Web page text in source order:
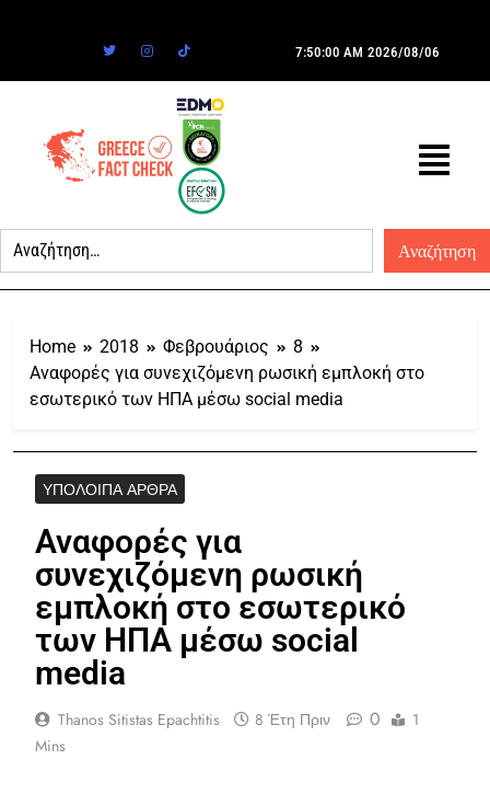
7:50:00 AM 2026/08/06
Home 2018 Φεβρουάριος
8
Αναφορές για συνεχιζόμενη ρωσική εμπλοκή στο
εσωτερικό των ΗΠΑ μέσω social media
ΥΠΌΛΟΙΠΑ ΆΡΘΡΑ
Αναφορές για
συνεχιζόμενη ρωσική
εμπλοκή στο εσωτερικό
των ΗΠΑ μέσω social
media
Thanos Sitistas Epachtitis 8 Έτη Πριν 0
1
Mins